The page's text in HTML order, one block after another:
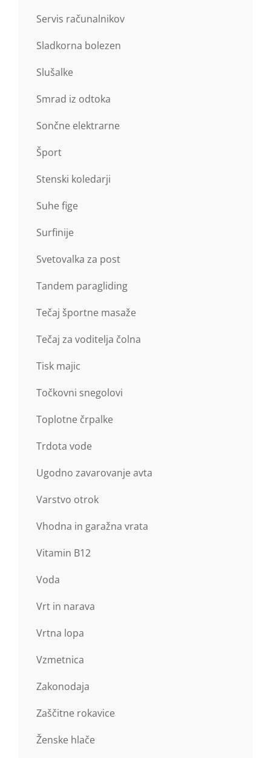
Servis računalnikov
Sladkorna bolezen
Slušalke
Smrad iz odtoka
Sončne elektrarne
Šport
Stenski koledarji
Suhe fige
Surfinije
Svetovalka za post
Tandem paragliding
Tečaj športne masaže
Tečaj za voditelja čolna
Tisk majic
Točkovni snegolovi
Toplotne črpalke
Trdota vode
Ugodno zavarovanje avta
Varstvo otrok
Vhodna in garažna vrata
Vitamin B12
Voda
Vrt in narava
Vrtna lopa
Vzmetnica
Zakonodaja
Zaščitne rokavice
Ženske hlače